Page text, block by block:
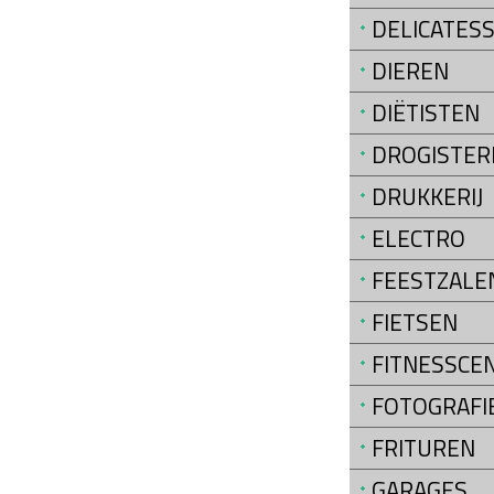
DIEREN
DIËTISTEN
DRUKKERIJ
ELECTRO
FIETSEN
FRITUREN